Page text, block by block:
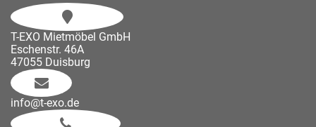
T-EXO Mietmöbel GmbH
Eschenstr. 46A
47055 Duisburg
info@t-exo.de